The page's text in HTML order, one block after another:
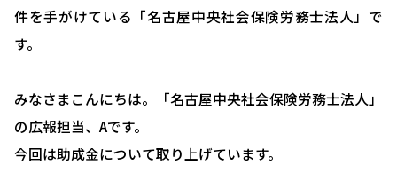
件を手がけている「名古屋中央社会保険労務士法人」で
す。
みなさまこんにちは。「名古屋中央社会保険労務士法人」
の広報担当、Aです。
今回は助成金について取り上げています。